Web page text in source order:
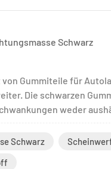
Schwarz
Gummiteile für
Die schwarzen
weder
Schwarz